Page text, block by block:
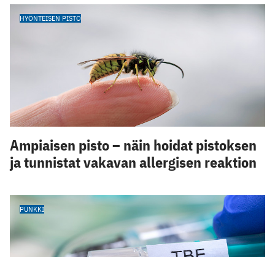
HYÖNTEISEN PISTO
Ampiaisen pisto – näin hoidat pistoksen
ja tunnistat vakavan allergisen reaktion
PUNKKI